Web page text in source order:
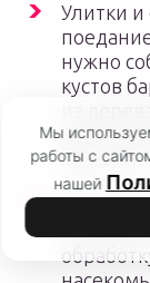
Улитки и
нужно
кустов
для
Трипсы.
Мы
работы с
нашей